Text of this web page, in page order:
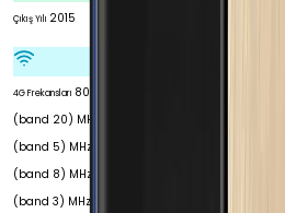
Çıkış Yılı 2015
4G Frekansları 800
(band 20) MHz 850
(band 5) MHz 900
(band 8) MHz 1800
(band 3) MHz 2100